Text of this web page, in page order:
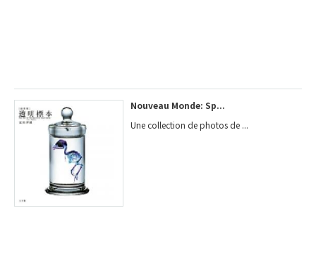
Nouveau Monde: Sp...
Une collection de photos de ...